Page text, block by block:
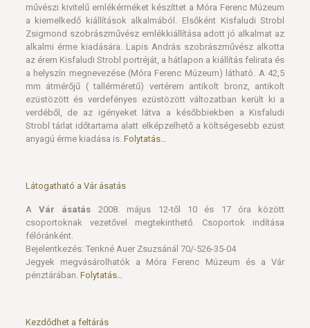
művészi kivitelű emlékérméket készíttet a Móra Ferenc Múzeum
a kiemelkedő kiállítások alkalmából. Elsőként Kisfaludi Strobl
Zsigmond szobrászművész emlékkiállítása adott jó alkalmat az
alkalmi érme kiadására. Lapis András szobrászművész alkotta
az érem Kisfaludi Strobl portréját, a hátlapon a kiállítás felirata és
a helyszín megnevezése (Móra Ferenc Múzeum) látható. A 42,5
mm átmérőjű ( tallérméretű) vertérem antikolt bronz, antikolt
ezüstözött és verdefényes ezüstözött változatban került ki a
verdéből, de az igényeket látva a későbbiekben a Kisfaludi
Strobl tárlat időtartama alatt elképzelhető a költségesebb ezüst
anyagú érme kiadása is. Folytatás…
Látogatható a Vár ásatás
AVár ásatás 2008. május 12-től 10 és 17 óra között
csoportoknak vezetővel megtekinthető. Csoportok indítása
félóránként.
Bejelentkezés: Tenkné Auer Zsuzsánál 70/-526-35-04
Jegyek megvásárolhatók a Móra Ferenc Múzeum és a Vár
pénztárában. Folytatás…
Kezdődhet a feltárás